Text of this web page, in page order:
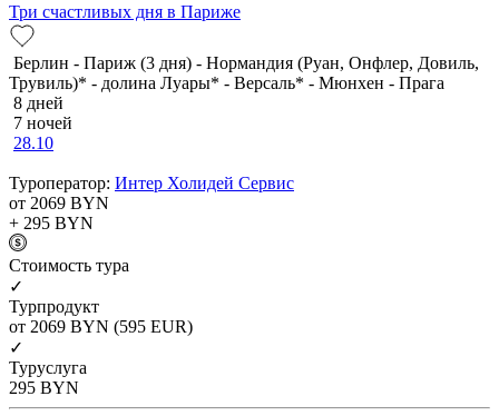
Три счастливых дня в Париже
Берлин - Париж (3 дня) - Нормандия (Руан, Онфлер, Довиль,
Трувиль)* - долина Луары* - Версаль* - Мюнхен - Прага
8 дней
7 ночей
28.10
Туроператор: Интер Холидей Сервис
от 2069 BYN
+ 295 BYN
Cтоимость тура
✓
Турпродукт
от 2069 BYN (595 EUR)
✓
Туруслуга
295 BYN